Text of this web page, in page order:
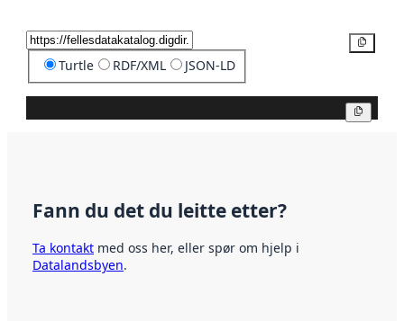
Turtle RDF/XML JSON-LD
Fann du det du leitte etter?
Ta kontakt med oss her, eller spør om hjelp i
Datalandsbyen.